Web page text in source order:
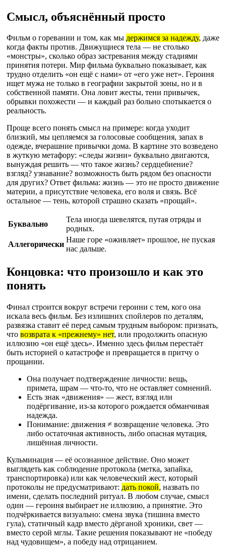
Смысл, объяснённый просто
Фильм о горевании и том, как мы держимся за надежду, даже
когда факты против. Движущиеся тела — не столько
«монстры», сколько образ застревания между стадиями
принятия потери. Мир фильма буквально показывает, как
трудно отделить «он ещё с нами» от «его уже нет». Героиня
ищет мужа не только в географии закрытой зоны, но и в
собственной памяти. Она ловит жесты, тени привычек,
обрывки похожести — и каждый раз больно спотыкается о
реальность.
Проще всего понять смысл на примере: когда уходит
близкий, мы цепляемся за голосовые сообщения, запах в
одежде, вчерашние привычки дома. В картине это возведено
в жуткую метафору: «следы жизни» буквально двигаются,
вынуждая решить — что такое жизнь? сердцебиение?
взгляд? узнавание? возможность быть рядом без опасности
для других? Ответ фильма: жизнь — это не просто движение
материи, а присутствие человека, его воля и связь. Всё
остальное — тень, которой страшно сказать «прощай».
Буквально
Тела иногда шевелятся, путая отряды и
родных.
Аллегорически
Наше горе «оживляет» прошлое, не пуская
нас дальше.
Концовка: что произошло и как это
понять
Финал строится вокруг встречи героини с тем, кого она
искала весь фильм. Без излишних спойлеров по деталям,
развязка ставит её перед самым трудным выбором: признать,
что возврата к «прежнему» нет, или продолжить опасную
иллюзию «он ещё здесь». Именно здесь фильм перестаёт
быть историей о катастрофе и превращается в притчу о
прощании.
Она получает подтверждение личности: вещь,
примета, шрам — что-то, что не оставляет сомнений.
Есть знак «движения» — жест, взгляд или
подёргивание, из‑за которого рождается обманчивая
надежда.
Понимание: движения ≠ возвращение человека. Это
либо остаточная активность, либо опасная мутация,
лишённая личности.
Кульминация — её осознанное действие. Оно может
выглядеть как соблюдение протокола (метка, запайка,
транспортировка) или как человеческий жест, который
протоколы не предусматривают: дать покой, назвать по
имени, сделать последний ритуал. В любом случае, смысл
один — героиня выбирает не иллюзию, а принятие. Это
подчёркивается визуально: смена звука (тишина вместо
гула), статичный кадр вместо дёрганой хроники, свет —
вместо серой мглы. Такие решения показывают не «победу
над чудовищем», а победу над отрицанием.